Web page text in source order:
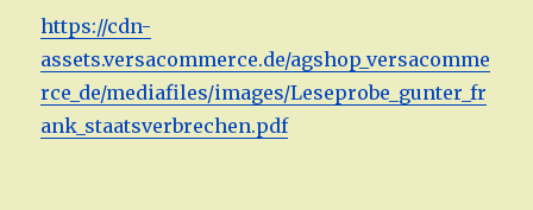
https://cdn-
assets.versacommerce.de/agshop_versacomme
rce_de/mediafiles/images/Leseprobe_gunter_fr
ank_staatsverbrechen.pdf